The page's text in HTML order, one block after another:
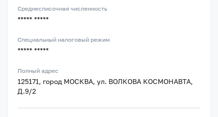
Среднесписочная численность
***** *****
Специальный налоговый режим
***** *****
Полный адрес
125171, город МОСКВА, ул. ВОЛКОВА КОСМОНАВТА,
Д.9/2